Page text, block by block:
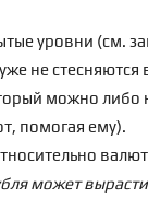
уровни (см.
не
можно либо
помогая ему).
может